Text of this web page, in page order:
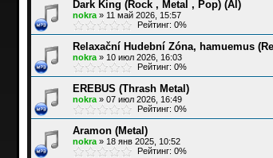
Dark King (Rock , Metal , Pop) (Al)
nokra» 11 май 2026, 15:57
Рейтинг: 0%
Relaxační Hudební Zóna, hamuemus
nokra» 10 июл 2026, 16:03
Рейтинг: 0%
EREBUS (Thrash Metal)
nokra» 07 июл 2026, 16:49
Рейтинг: 0%
Aramon (Metal)
nokra» 18 янв 2025, 10:52
Рейтинг: 0%